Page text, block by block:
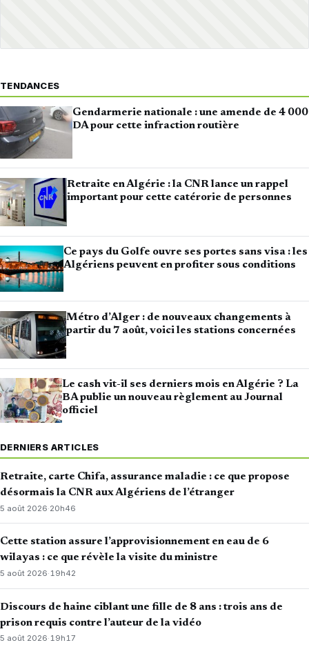
TENDANCES
Gendarmerie nationale : une amende de 4 000
DA pour cette infraction routière
Retraite en Algérie : la CNR lance un rappel
important pour cette catérorie de personnes
Ce pays du Golfe ouvre ses portes sans visa : les
Algériens peuvent en profiter sous conditions
Métro d’Alger : de nouveaux changements à
partir du 7 août, voici les stations concernées
Le cash vit-il ses derniers mois en Algérie ? La
BA publie un nouveau règlement au Journal
officiel
DERNIERS ARTICLES
Retraite, carte Chifa, assurance maladie : ce que propose
désormais la CNR aux Algériens de l’étranger
5 août 2026·20h46
Cette station assure l’approvisionnement en eau de 6
wilayas : ce que révèle la visite du ministre
5 août 2026·19h42
Discours de haine ciblant une fille de 8 ans : trois ans de
prison requis contre l’auteur de la vidéo
5 août 2026·19h17